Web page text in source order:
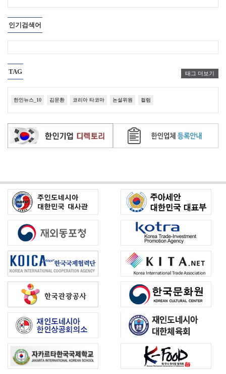
인기검색어
TAG 태그 더보기
한인뉴스_10 김문환 코리아 타코마 논설위원 컬럼